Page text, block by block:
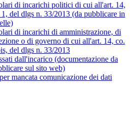
di incarichi politici di cui all'art. 14,
1, del dlgs n. 33/2013 (da pubblicare in
di incarichi di amministrazione, di
o di governo di cui all'art. 14, co.
del dlgs n. 33/2013
dall'incarico (documentazione da
sul sito web)
mancata comunicazione dei dati